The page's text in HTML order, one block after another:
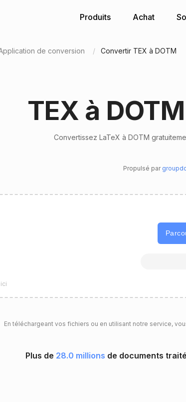
Produits Achat
de conversion Convertir TEX à DOTM
TEX à
Convertissez LaTeX à DOTM
Propulsé par
En téléchargeant vos fichiers ou en utilisant notre service,
Plus de 28.0 millions de documents